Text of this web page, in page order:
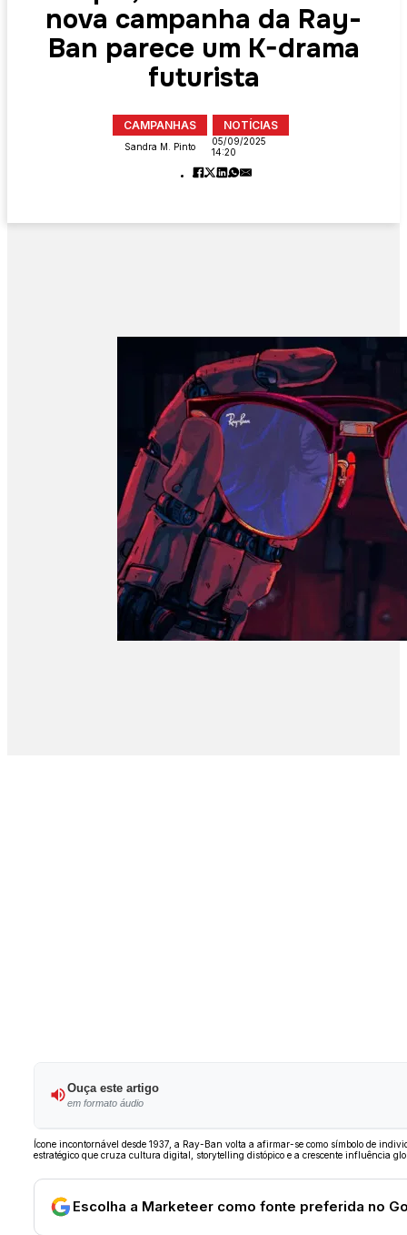
nova campanha da Ray-
Ban parece um K-drama
futurista
CAMPANHAS NOTÍCIAS
Sandra M. Pinto
05/09/2025
14:20
Ouça este artigo
em formato áudio
Ícone incontornável desde 1937, a Ray-Ban volta a afirmar-se como símbolo de
estratégico que cruza cultura digital, storytelling distópico e a crescente influência
Escolha a Marketeer como fonte preferida no